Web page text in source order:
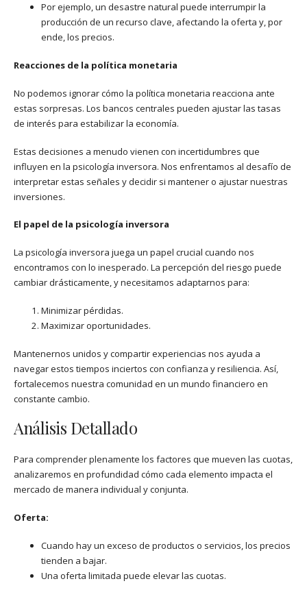
Por ejemplo, un desastre natural puede interrumpir la
producción de un recurso clave, afectando la oferta y, por
ende, los precios.
Reacciones de la política monetaria
No podemos ignorar cómo la política monetaria reacciona ante
estas sorpresas. Los bancos centrales pueden ajustar las tasas
de interés para estabilizar la economía.
Estas decisiones a menudo vienen con incertidumbres que
influyen en la psicología inversora. Nos enfrentamos al desafío de
interpretar estas señales y decidir si mantener o ajustar nuestras
inversiones.
El papel de la psicología inversora
La psicología inversora juega un papel crucial cuando nos
encontramos con lo inesperado. La percepción del riesgo puede
cambiar drásticamente, y necesitamos adaptarnos para:
Minimizar pérdidas.
Maximizar oportunidades.
Mantenernos unidos y compartir experiencias nos ayuda a
navegar estos tiempos inciertos con confianza y resiliencia. Así,
fortalecemos nuestra comunidad en un mundo financiero en
constante cambio.
Análisis Detallado
Para comprender plenamente los factores que mueven las cuotas,
analizaremos en profundidad cómo cada elemento impacta el
mercado de manera individual y conjunta.
Oferta:
Cuando hay un exceso de productos o servicios, los precios
tienden a bajar.
Una oferta limitada puede elevar las cuotas.